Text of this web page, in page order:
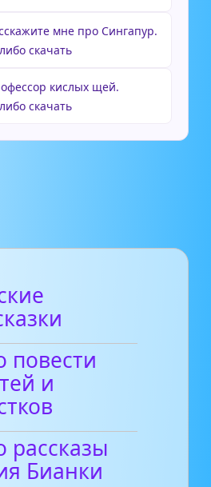
мне про Сингапур.
скачать
кислых щей.
скачать
повести
и
рассказы
Бианки